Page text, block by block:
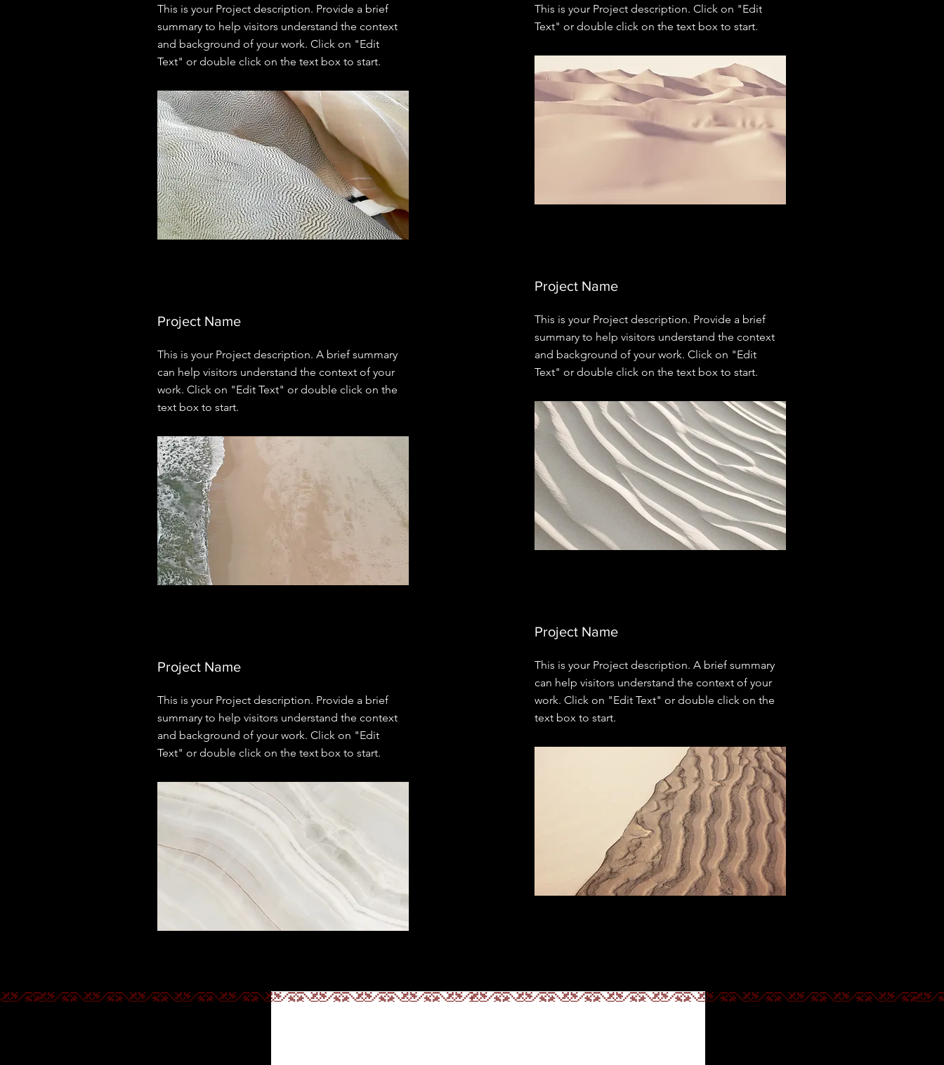
This is your Project description. Provide a brief
summary to help visitors understand the context
and background of your work. Click on "Edit
Text" or double click on the text box to start.
Project Name
This is your Project description. A brief summary
can help visitors understand the context of your
work. Click on "Edit Text" or double click on the
text box to start.
Project Name
This is your Project description. Provide a brief
summary to help visitors understand the context
and background of your work. Click on "Edit
Text" or double click on the text box to start.
This is your Project description. Click on "Edit
Text" or double click on the text box to start.
Project Name
This is your Project description. Provide a brief
summary to help visitors understand the context
and background of your work. Click on "Edit
Text" or double click on the text box to start.
Project Name
This is your Project description. A brief summary
can help visitors understand the context of your
work. Click on "Edit Text" or double click on the
text box to start.